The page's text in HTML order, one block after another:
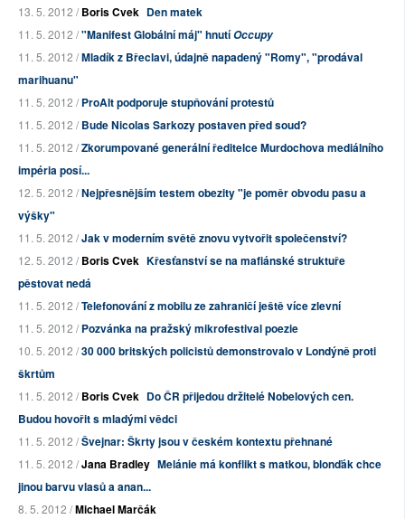
13. 5. 2012 /Boris Cvek Den matek
11. 5. 2012 /"Manifest Globální máj" hnutíOccupy
11. 5. 2012 /Mladík z Břeclavi, údajně napadený "Romy", "prodával
marihuanu"
11. 5. 2012 /ProAlt podporuje stupňování protestů
11. 5. 2012 /Bude Nicolas Sarkozy postaven před soud?
11. 5. 2012 /Zkorumpované generální ředitelce Murdochova mediálního
impéria posí...
12. 5. 2012 /Nejpřesnějším testem obezity "je poměr obvodu pasu a
výšky"
11. 5. 2012 /Jak v moderním světě znovu vytvořit společenství?
12. 5. 2012 /Boris Cvek Křesťanství se na mafiánské struktuře
pěstovat nedá
11. 5. 2012 /Telefonování z mobilu ze zahraničí ještě více zlevní
11. 5. 2012 /Pozvánka na pražský mikrofestival poezie
10. 5. 2012 /30 000 britských policistů demonstrovalo v Londýně proti
škrtům
11. 5. 2012 /Boris Cvek Do ČR přijedou držitelé Nobelových cen.
Budou hovořit s mladými vědci
11. 5. 2012 /Švejnar: Škrty jsou v českém kontextu přehnané
11. 5. 2012 /Jana Bradley Melánie má konflikt s matkou, blonďák chce
jinou barvu vlasů a anan...
8. 5. 2012 /Michael Marčák